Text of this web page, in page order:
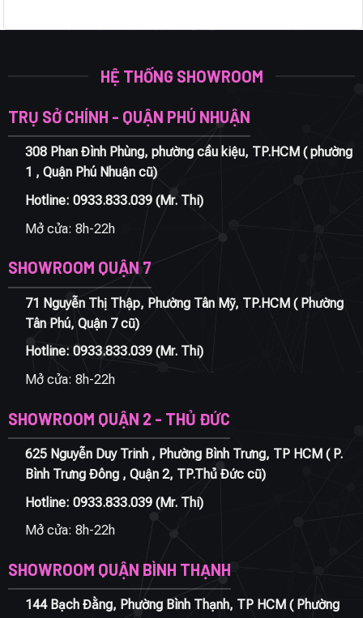
HỆ THỐNG SHOWROOM
TRỤ SỞ CHÍNH - QUẬN PHÚ NHUẬN
308 Phan Đình Phùng, phường cầu kiệu, TP.HCM ( phường
1 , Quận Phú Nhuận cũ)
Hotline: 0933.833.039(Mr. Thi)
Mở cửa: 8h-22h
SHOWROOM QUẬN 7
71 Nguyễn Thị Thập, Phường Tân Mỹ, TP.HCM ( Phường
Tân Phú, Quận 7 cũ)
Hotline: 0933.833.039(Mr. Thi)
Mở cửa: 8h-22h
SHOWROOM QUẬN 2 - THỦ ĐỨC
625 Nguyễn Duy Trinh , Phường Bình Trưng, TP HCM ( P.
Bình Trưng Đông , Quận 2, TP.Thủ Đức cũ)
Hotline: 0933.833.039(Mr. Thi)
Mở cửa: 8h-22h
SHOWROOM QUẬN BÌNH THẠNH
144 Bạch Đằng, Phường Bình Thạnh, TP HCM ( Phường